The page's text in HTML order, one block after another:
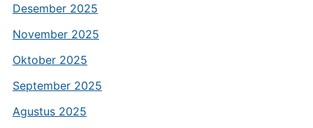
Desember 2025
November 2025
Oktober 2025
September 2025
Agustus 2025